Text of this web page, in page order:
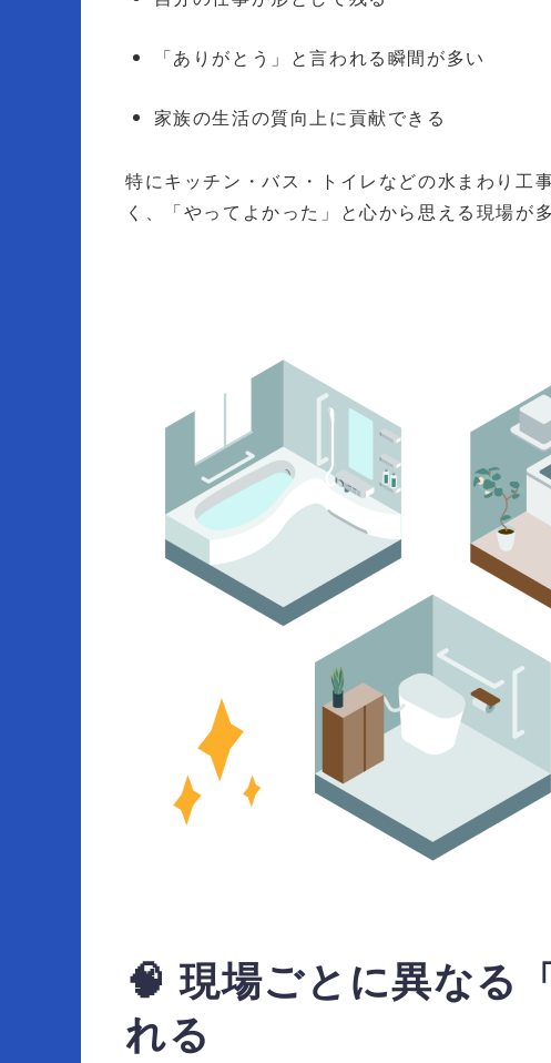
「ありがとう」と言われる瞬間が多い
家族の生活の質向上に貢献できる
特にキッチン・バス・トイレなどの水まわり工
く、「やってよかった」と心から思える現場が
🧠 現場ごとに異なる
れる